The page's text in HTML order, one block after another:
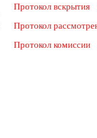
Протокол вскрытия
Протокол
Протокол комиссии